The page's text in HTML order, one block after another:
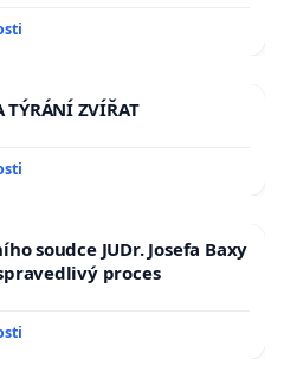
TÝRÁNÍ ZVÍŘAT
soudce JUDr. Josefa Baxy
proces